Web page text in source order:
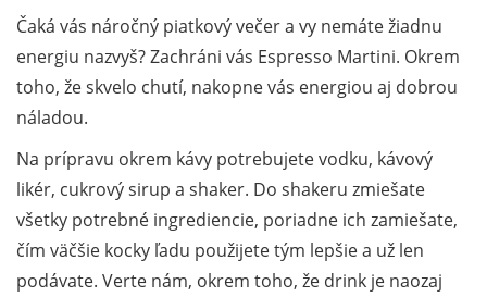
Čaká vás náročný piatkový večer a vy nemáte žiadnu
energiu nazvyš? Zachráni vás Espresso Martini. Okrem
toho, že skvelo chutí, nakopne vás energiou aj dobrou
náladou.
Na prípravu okrem kávy potrebujete vodku, kávový
likér, cukrový sirup a shaker. Do shakeru zmiešate
všetky potrebné ingrediencie, poriadne ich zamiešate,
čím väčšie kocky ľadu použijete tým lepšie a už len
podávate. Verte nám, okrem toho, že drink je naozaj